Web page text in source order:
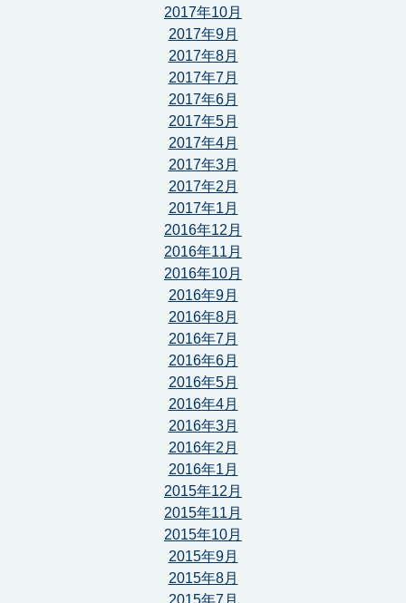
2017年10月
2017年9月
2017年8月
2017年7月
2017年6月
2017年5月
2017年4月
2017年3月
2017年2月
2017年1月
2016年12月
2016年11月
2016年10月
2016年9月
2016年8月
2016年7月
2016年6月
2016年5月
2016年4月
2016年3月
2016年2月
2016年1月
2015年12月
2015年11月
2015年10月
2015年9月
2015年8月
2015年7月